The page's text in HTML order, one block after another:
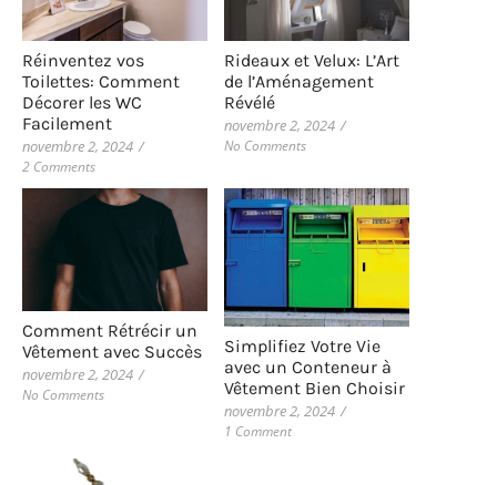
Réinventez vos
Toilettes: Comment
Décorer les WC
Facilement
novembre 2, 2024 /
2 Comments
Rideaux et Velux: L’Art
de l’Aménagement
Révélé
novembre 2, 2024 /
No Comments
Comment Rétrécir un
Vêtement avec Succès
novembre 2, 2024 /
No Comments
Simplifiez Votre Vie
avec un Conteneur à
Vêtement Bien Choisir
novembre 2, 2024 /
1 Comment